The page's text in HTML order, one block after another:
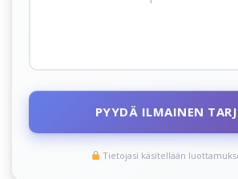
PYYDÄ ILMAINEN
Tietojasi käsitellään